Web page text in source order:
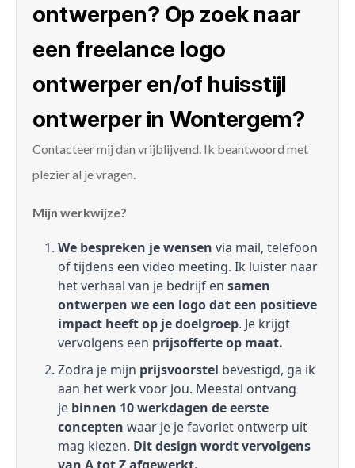
ontwerpen? Op zoek naar
een freelance logo
ontwerper en/of huisstijl
ontwerper in Wontergem?
Contacteer mij dan vrijblijvend. Ik beantwoord met
plezier al je vragen.
Mijn werkwijze?
We bespreken je wensen via mail, telefoon
of tijdens een video meeting. Ik luister naar
het verhaal van je bedrijf en samen
ontwerpen we een logo dat een positieve
impact heeft op je doelgroep. Je krijgt
vervolgens een prijsofferte op maat.
Zodra je mijn prijsvoorstel bevestigd, ga ik
aan het werk voor jou. Meestal ontvang
je binnen 10 werkdagen de eerste
concepten waar je je favoriet ontwerp uit
mag kiezen. Dit design wordt vervolgens